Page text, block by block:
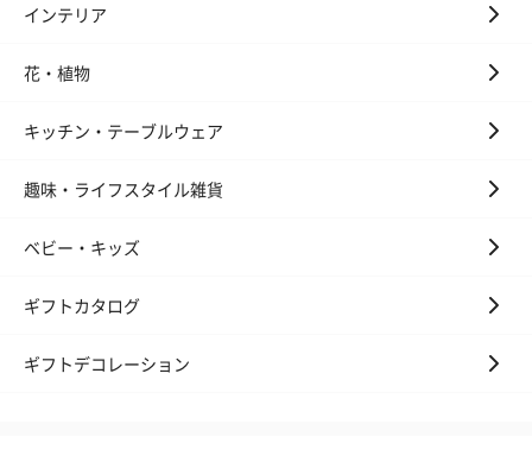
インテリア
花・植物
キッチン・テーブルウェア
趣味・ライフスタイル雑貨
ベビー・キッズ
ギフトカタログ
ギフトデコレーション